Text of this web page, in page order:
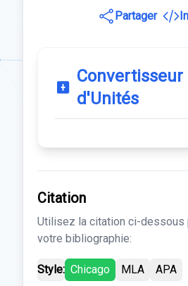
Partager
Convertisseur
d'Unités
Citation
Utilisez la citation ci-dessous
votre bibliographie:
Style: Chicago MLA APA